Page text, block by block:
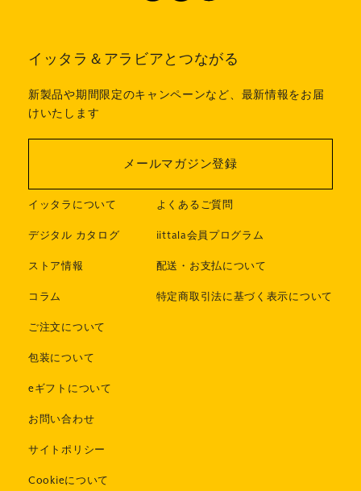
イッタラ＆アラビアとつながる
新製品や期間限定のキャンペーンなど、最新情報をお届
けいたします
メールマガジン登録
イッタラについて
デジタル カタログ
ストア情報
コラム
ご注文について
包装について
eギフトについて
よくあるご質問
iittala会員プログラム
配送・お支払について
特定商取引法に基づく表示について
お問い合わせ
サイトポリシー
Cookieについて